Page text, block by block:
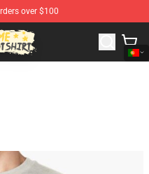
over $100
Best Store for Anime Fans